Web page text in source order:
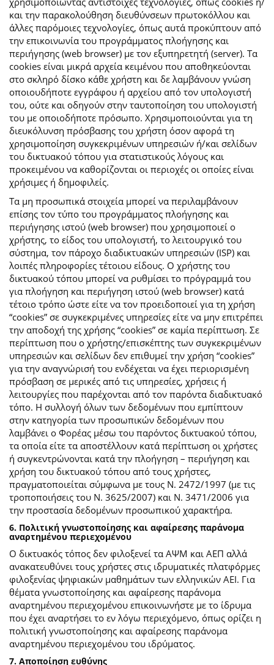
και την παρακολούθηση διευθύνσεων πρωτοκόλλου και
άλλες παρόμοιες τεχνολογίες, όπως αυτά προκύπτουν από
την επικοινωνία του προγράμματος πλοήγησης και
περιήγησης (web browser) με τον εξυπηρετητή (server). Τα
cookies είναι μικρά αρχεία κειμένου που αποθηκεύονται
στο σκληρό δίσκο κάθε χρήστη και δε λαμβάνουν γνώση
οποιουδήποτε εγγράφου ή αρχείου από τον υπολογιστή
του, ούτε και οδηγούν στην ταυτοποίηση του υπολογιστή
του με οποιοδήποτε πρόσωπο. Χρησιμοποιούνται για τη
διευκόλυνση πρόσβασης του χρήστη όσον αφορά τη
χρησιμοποίηση συγκεκριμένων υπηρεσιών ή/και σελίδων
του δικτυακού τόπου για στατιστικούς λόγους και
προκειμένου να καθορίζονται οι περιοχές οι οποίες είναι
χρήσιμες ή δημοφιλείς.
Τα μη προσωπικά στοιχεία μπορεί να περιλαμβάνουν
επίσης τον τύπο του προγράμματος πλοήγησης και
περιήγησης ιστού (web browser) που χρησιμοποιεί ο
χρήστης, το είδος του υπολογιστή, το λειτουργικό του
σύστημα, τον πάροχο διαδικτυακών υπηρεσιών (ISP) και
λοιπές πληροφορίες τέτοιου είδους. Ο χρήστης του
δικτυακού τόπου μπορεί να ρυθμίσει το πρόγραμμά του
για πλοήγηση και περιήγηση ιστού (web browser) κατά
τέτοιο τρόπο ώστε είτε να τον προειδοποιεί για τη χρήση
“cookies” σε συγκεκριμένες υπηρεσίες είτε να μην επιτρέπει
την αποδοχή της χρήσης “cookies” σε καμία περίπτωση. Σε
περίπτωση που ο χρήστης/επισκέπτης των συγκεκριμένων
υπηρεσιών και σελίδων δεν επιθυμεί την χρήση “cookies”
για την αναγνώρισή του ενδέχεται να έχει περιορισμένη
πρόσβαση σε μερικές από τις υπηρεσίες, χρήσεις ή
λειτουργίες που παρέχονται από τον παρόντα διαδικτυακό
τόπο. Η συλλογή όλων των δεδομένων που εμπίπτουν
στην κατηγορία των προσωπικών δεδομένων που
λαμβάνει ο Φορέας μέσω του παρόντος δικτυακού τόπου,
τα οποία είτε τα αποστέλλουν κατά περίπτωση οι χρήστες
ή συγκεντρώνονται κατά την πλοήγηση – περιήγηση και
χρήση του δικτυακού τόπου από τους χρήστες,
πραγματοποιείται σύμφωνα με τους Ν. 2472/1997 (με τις
τροποποιήσεις του Ν. 3625/2007) και Ν. 3471/2006 για
την προστασία δεδομένων προσωπικού χαρακτήρα.
6. Πολιτική γνωστοποίησης και αφαίρεσης παράνομα
αναρτημένου περιεχομένου
Ο δικτυακός τόπος δεν φιλοξενεί τα ΑΨΜ και ΑΕΠ αλλά
ανακατευθύνει τους χρήστες στις ιδρυματικές πλατφόρμες
φιλοξενίας ψηφιακών μαθημάτων των ελληνικών ΑΕΙ. Για
θέματα γνωστοποίησης και αφαίρεσης παράνομα
αναρτημένου περιεχομένου επικοινωνήστε με το ίδρυμα
που έχει αναρτήσει το εν λόγω περιεχόμενο, όπως ορίζει η
πολιτική γνωστοποίησης και αφαίρεσης παράνομα
αναρτημένου περιεχομένου του ιδρύματος.
7. Αποποίηση ευθύνης